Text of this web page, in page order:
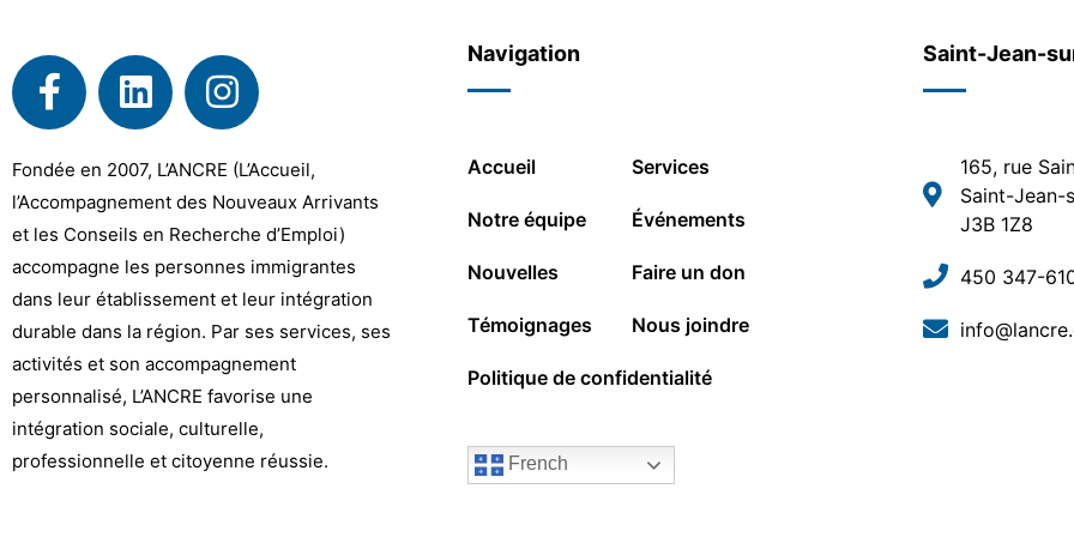
Fondée en 2007, L’ANCRE (L’Accueil,
l’Accompagnement des Nouveaux Arrivants
et les Conseils en Recherche d’Emploi)
accompagne les personnes immigrantes
dans leur établissement et leur intégration
durable dans la région. Par ses services, ses
activités et son accompagnement
personnalisé, L’ANCRE favorise une
intégration sociale, culturelle,
professionnelle et citoyenne réussie.
Navigation
Accueil
Notre équipe
Nouvelles
Témoignages
Services
Événements
Faire un don
Nous joindre
Politique de confidentialité
French
Saint-Jean-
165, rue
Saint-Jean-
J3B 1Z8
450 347-